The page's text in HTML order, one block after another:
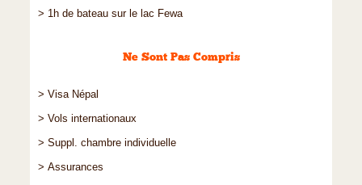
> 1h de bateau sur le lac Fewa
Ne Sont Pas Compris
> Visa Népal
> Vols internationaux
> Suppl. chambre individuelle
> Assurances